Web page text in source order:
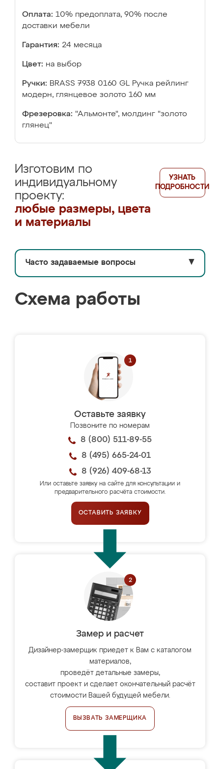
Оплата: 10% предоплата, 90% после
доставки мебели
Гарантия: 24 месяца
Цвет: на выбор
Ручки: BRASS 7938 0160 GL Ручка рейлинг
модерн, глянцевое золото 160 мм
Фрезеровка: "Альмонте", молдинг "золото
глянец"
Изготовим по
индивидуальному
проекту:
любые размеры, цвета
и материалы
УЗНАТЬ
ПОДРОБНОСТИ
Часто задаваемые вопросы ▼
Схема работы
Оставьте заявку
Позвоните по номерам
8 (800) 511-89-55
8 (495) 665-24-01
8 (926) 409-68-13
Или оставьте заявку на сайте для консультации и
предварительного расчёта стоимости.
ОСТАВИТЬ ЗАЯВКУ
Замер и расчет
Дизайнер-замерщик приедет к Вам с каталогом
материалов,
проведёт детальные замеры,
составит проект и сделает окончательный расчёт
стоимости Вашей будущей мебели.
ВЫЗВАТЬ ЗАМЕРЩИКА